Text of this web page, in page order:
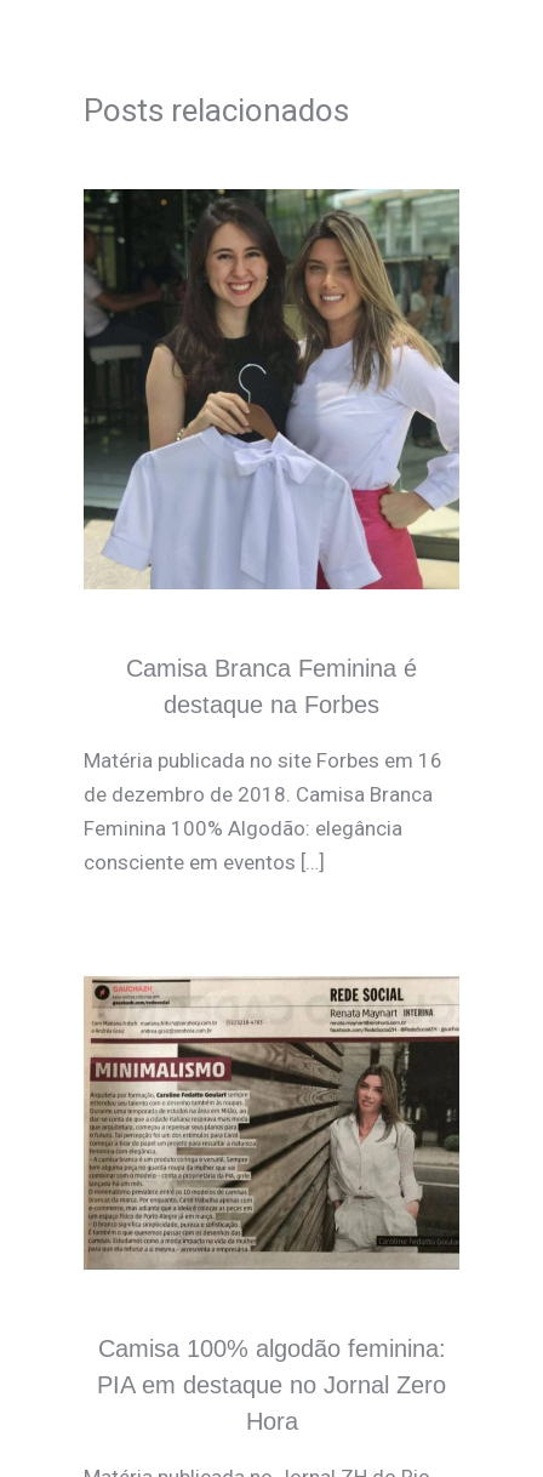
Posts relacionados
Camisa Branca Feminina é
destaque na Forbes
Matéria publicada no site Forbes em 16
de dezembro de 2018. Camisa Branca
Feminina 100% Algodão: elegância
consciente em eventos […]
Camisa 100% algodão feminina:
PIA em destaque no Jornal Zero
Hora